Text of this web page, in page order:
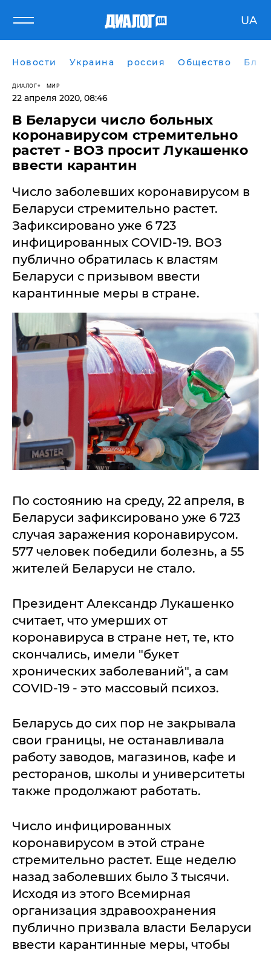
UA
Новости Украина россия Общество
ДИАЛОГ МИР
22 апреля 2020, 08:46
В Беларуси число больных
коронавирусом стремительно
растет - ВОЗ просит Лукашенко
ввести карантин
Число заболевших коронавирусом в
Беларуси стремительно растет.
Зафиксировано уже 6 723
инфицированных COVID-19. ВОЗ
публично обратилась к властям
Беларуси с призывом ввести
карантинные меры в стране.
По состоянию на среду, 22 апреля, в
Беларуси зафиксировано уже 6 723
случая заражения коронавирусом.
577 человек победили болезнь, а 55
жителей Беларуси не стало.
Президент Александр Лукашенко
считает, что умерших от
коронавируса в стране нет, те, кто
скончались, имели "букет
хронических заболеваний", а сам
COVID-19 - это массовый психоз.
Беларусь до сих пор не закрывала
свои границы, не останавливала
работу заводов, магазинов, кафе и
ресторанов, школы и университеты
также продолжают работать.
Число инфицированных
коронавирусом в этой стране
стремительно растет. Еще неделю
назад заболевших было 3 тысячи.
Исходя из этого Всемирная
организация здравоохранения
публично призвала власти Беларуси
ввести карантинные меры, чтобы